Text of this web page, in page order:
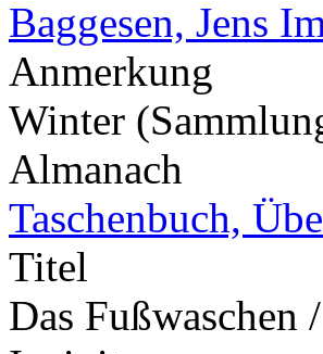
Baggesen, Jens
Anmerkung
Winter
Almanach
Taschenbuch,
Titel
Das Fußwaschen